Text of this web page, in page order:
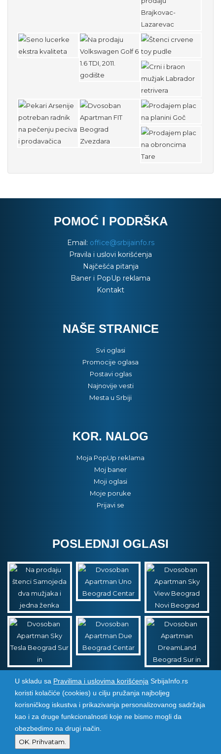
POMOĆ I PODRŠKA
Email: office@srbijainfo.rs
Pravila i uslovi korišćenja
Najčešća pitanja
Baner i PopUp reklama
Kontakt
NAŠE STRANICE
Svi oglasi
Promocije oglasa
Postavi oglas
Najnovije vesti
Mesta u Srbiji
KOR. NALOG
Moja PopUp reklama
Moj baner
Moji oglasi
Moje poruke
Prijavi se
POSLEDNJI OGLASI
Srbija Info©2026. Sva prava zadržana. Pogledajte i
pozarevacinfo.rs
Izrada i održavanje sajtova
U skladu sa Pravilima i uslovima korišćenja SrbijaInfo.rs
koristi kolačiće (cookies) u cilju pružanja najboljeg
korisničkog iskustva i prikazivanja personalizovanog sadržaja
kao i za druge funkcionalnosti koje ne bismo mogli da
obezbedimo na drugi način.